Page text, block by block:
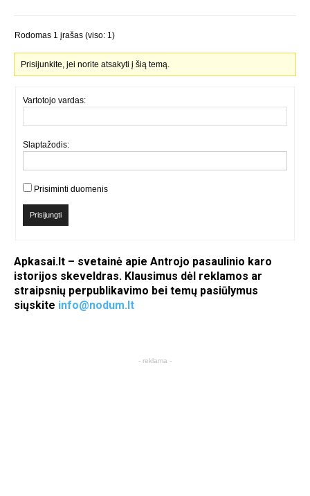
Rodomas 1 įrašas (viso: 1)
Prisijunkite, jei norite atsakyti į šią temą.
Vartotojo vardas:
Slaptažodis:
Prisiminti duomenis
Prisijungti
Apkasai.lt – svetainė apie Antrojo pasaulinio karo
istorijos skeveldras. Klausimus dėl reklamos ar
straipsnių perpublikavimo bei temų pasiūlymus
siųskite info@nodum.lt
- reklama -